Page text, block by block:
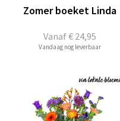
Vanaf€ 24,95
Zomer boeket Linda
Vandaag nog leverbaar